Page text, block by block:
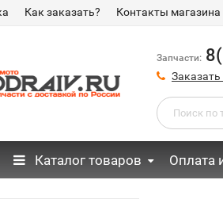
Как заказать? Контакты магазина
Запчасти:
Каталог товаров Оплата